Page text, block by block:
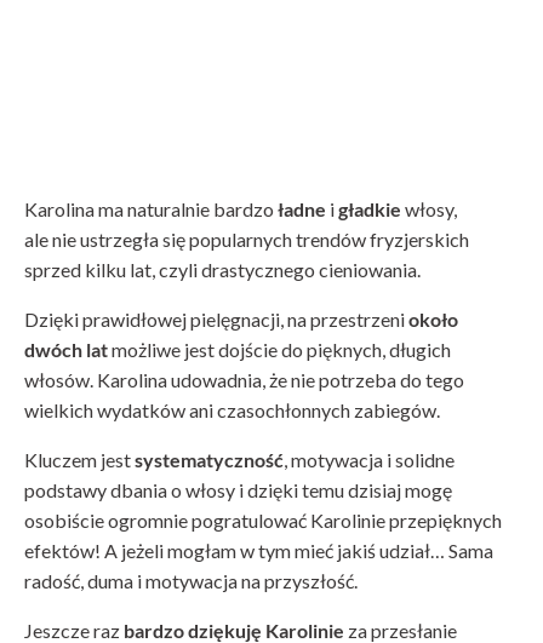
Karolina ma naturalnie bardzo ładne igładkie włosy,
ale nie ustrzegła się popularnych trendów fryzjerskich
sprzed kilku lat, czyli drastycznego cieniowania.
Dzięki prawidłowej pielęgnacji, na przestrzeniokoło
dwóch latmożliwe jest dojście do pięknych, długich
włosów. Karolina udowadnia, że nie potrzeba do tego
wielkich wydatków ani czasochłonnych zabiegów.
Kluczem jestsystematyczność , motywacja i solidne
podstawy dbania o włosy i dzięki temu dzisiaj mogę
osobiście ogromnie pogratulować Karolinie przepięknych
efektów! A jeżeli mogłam w tym mieć jakiś udział… Sama
radość, duma i motywacja na przyszłość.
Jeszcze raz bardzo dziękuję Karolinie za przesłanie